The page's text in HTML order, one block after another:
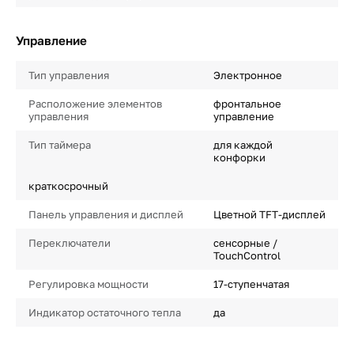
Управление
Тип управления Электронное
Расположение элементов
управления
фронтальное
управление
Тип таймера
для каждой
конфорки
краткосрочный
Панель управления и дисплей Цветной TFT-дисплей
Переключатели
сенсорные /
TouchControl
Регулировка мощности 17-ступенчатая
Индикатор остаточного тепла да